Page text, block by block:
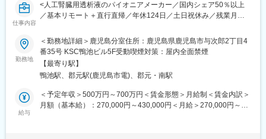
・「この薬すごく効き目があって良かったよ。」「こないだのリ
ンゴ酢美味しかった！ちょうどまた買おうと思ってたの。来てく
りがいです。
変更の範囲：会社の定める業務
を身につけます。
・入社2週間～1カ月 ： 先輩社員に同行し、仕事の流れを学びま
キルを習得します。
・入社1カ月以降 ： 慣れてきたら独り立ち。既存のお客様をメイ
ンに訪問します。
★困ったら先輩社員に相談しやすい雰囲気です！
＜専門資格を取得できる＞
・入社後は、医薬品販売の専門知識を身につけるために、登録販
仕事内容
<人工腎臓用透析液のパイオニアメーカー／国内シェア50％以上
／基本リモート＋直行直帰／年休124日／土日祝休み／残業月平
■職務内容：
人工腎臓用透析液などを中心とした、医薬品メーカーである当社
での営業職をお任せします。総合病院の腎臓内科、泌尿器系内科
や個人病院、血液透析室、ICU等を対象に医薬品情報を提供し、
導入を勧めます。医師や臨床工学技士・看護師と信頼を築きなが
ら、製品の特徴をアピールしていただきます。
勤務地
＜勤務地詳細＞鹿児島分室住所：鹿児島県鹿児島市与次郎2丁目4
番35号 KSC鴨池ビル5F受動喫煙対策：屋内全面禁煙
【最寄り駅】
鴨池駅、郡元駅(鹿児島市電)、郡元・南駅
給与
＜予定年収＞500万円～700万円＜賃金形態＞月給制＜賃金内訳＞
月額（基本給）：270,000円～430,000円＜月給＞270,000円～